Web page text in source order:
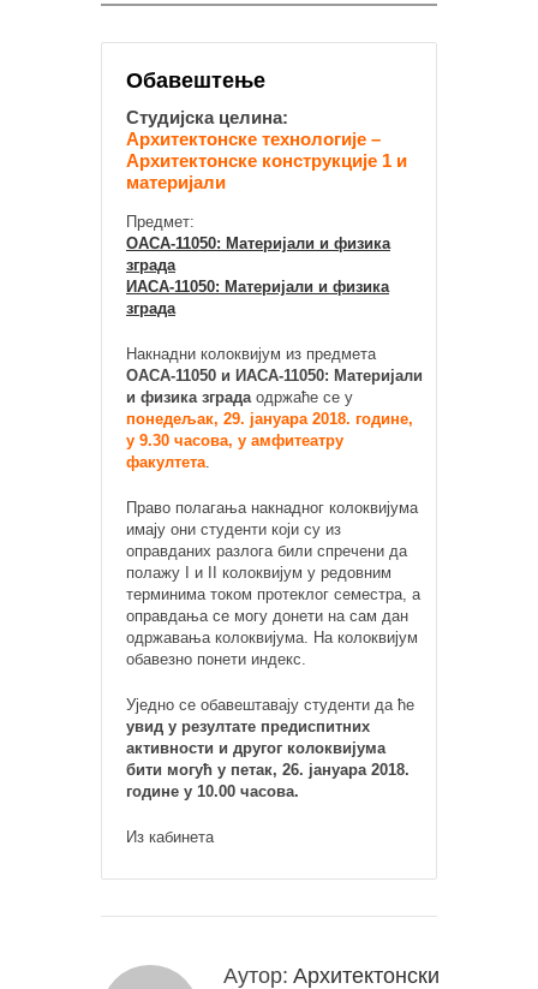
Обавештење
Студијска целина:
Архитектонске технологије –
Архитектонске конструкције 1 и
материјали
Предмет:
ОАСА-11050: Материјали и физика
зграда
ИАСА-11050: Материјали и физика
зграда
Накнадни колоквијум из предмета
ОАСА-11050 и ИАСА-11050: Материјали
и физика зградаодржаће се у
понедељак, 29. јануара 2018. године,
у 9.30 часова, у амфитеатру
факултета.
Право полагања накнадног колоквијума
имају они студенти који су из
оправданих разлога били спречени да
полажу I и II колоквијум у редовним
терминима током протеклог семестра, а
оправдања се могу донети на сам дан
одржавања колоквијума. На колоквијум
обавезно понети индекс.
Уједно се обавештавају студенти да ће
увид у резултате предиспитних
активности и другог колоквијума
бити могућ у петак, 26. јануара 2018.
године у 10.00 часова.
Из кабинета
Аутор: Архитектонски